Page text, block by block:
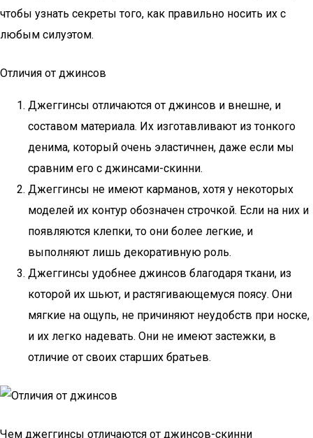
чтобы узнать секреты того, как правильно носить их с
любым силуэтом.
Отличия от джинсов
Джеггинсы отличаются от джинсов и внешне, и
составом материала. Их изготавливают из тонкого
денима, который очень эластичнен, даже если мы
сравним его с джинсами-скинни.
Джеггинсы не имеют карманов, хотя у некоторых
моделей их контур обозначен строчкой. Если на них и
появляются клепки, то они более легкие, и
выполняют лишь декоративную роль.
Джеггинсы удобнее джинсов благодаря ткани, из
которой их шьют, и растягивающемуся поясу. Они
мягкие на ощупь, не причиняют неудобств при носке,
и их легко надевать. Они не имеют застежки, в
отличие от своих старших братьев.
Чем джеггинсы отличаются от джинсов-скинни